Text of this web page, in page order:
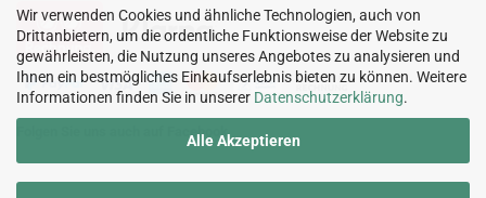
Wir verwenden Cookies und ähnliche Technologien, auch von
Drittanbietern, um die ordentliche Funktionsweise der Website zu
gewährleisten, die Nutzung unseres Angebotes zu analysieren und
Ihnen ein bestmögliches Einkaufserlebnis bieten zu können. Weitere
Informationen finden Sie in unserer Datenschutzerklärung.
Alle Akzeptieren
Folgen Sie uns auch auf Facebook